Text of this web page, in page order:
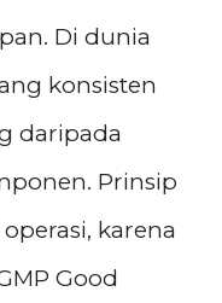
Di dunia
konsisten
daripada
Prinsip
karena
Good